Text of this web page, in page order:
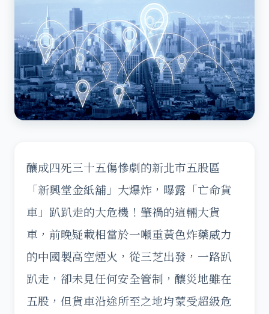
釀成四死三十五傷慘劇的新北市五股區
「新興堂金紙舖」大爆炸，曝露「亡命貨
車」趴趴走的大危機！肇禍的這輛大貨
車，前晚疑載相當於一噸重黃色炸藥威力
的中國製高空煙火，從三芝出發，一路趴
趴走，卻未見任何安全管制，釀災地雖在
五股，但貨車沿途所至之地均蒙受超級危